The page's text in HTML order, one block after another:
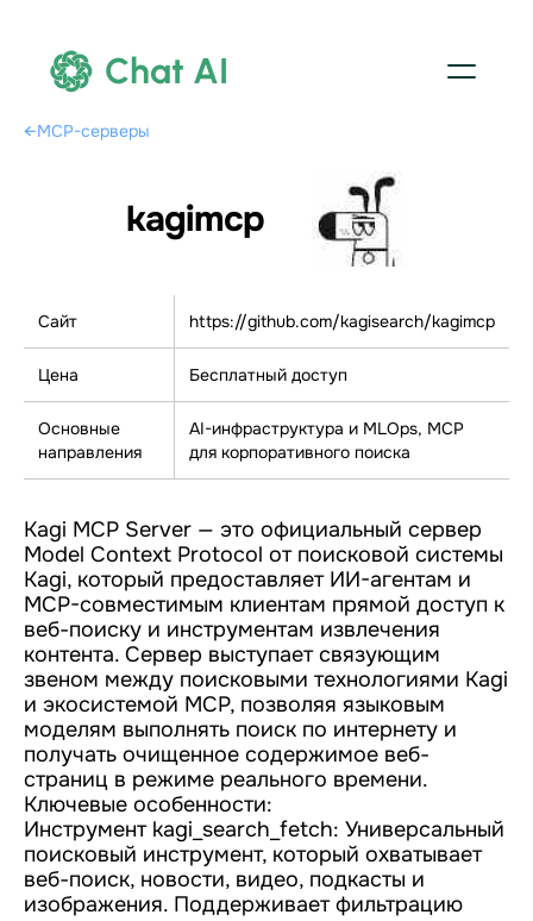
Chat AI
←MCP-серверы
kagimcp
Сайт https://github.com/kagisearch/kagimcp
Цена Бесплатный доступ
Основные
направления
AI-инфраструктура и MLOps, МСР
для корпоративного поиска
Kagi MCP Server — это официальный сервер
Model Context Protocol от поисковой системы
Kagi, который предоставляет ИИ-агентам и
MCP-совместимым клиентам прямой доступ к
веб-поиску и инструментам извлечения
контента. Сервер выступает связующим
звеном между поисковыми технологиями Kagi
и экосистемой MCP, позволяя языковым
моделям выполнять поиск по интернету и
получать очищенное содержимое веб-
страниц в режиме реального времени.
Ключевые особенности:
Инструмент kagi_search_fetch: Универсальный
поисковый инструмент, который охватывает
веб-поиск, новости, видео, подкасты и
изображения. Поддерживает фильтрацию